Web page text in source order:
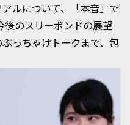
ルについて、「本音」で
後のスリーボンドの展望
っちゃけトークまで、包